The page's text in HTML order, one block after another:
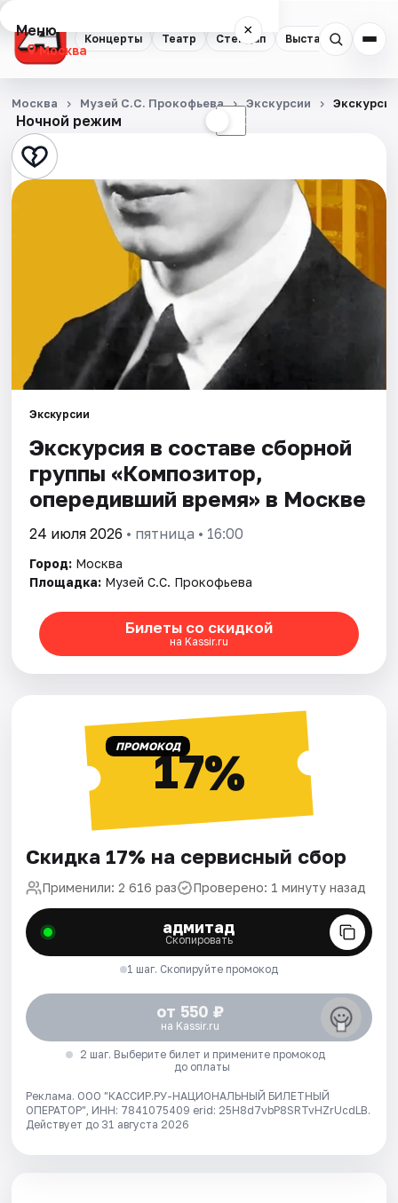
Концерты Театр Стендап Выставки
Меню ×
Москва
Концерты
Театр
Стендап
Спорт
События
Города
Площадки
Артисты
Рейтинги
Ночной режим ☾
Москва Музей С.С. Прокофьева Экскурсии
Экскурсии
Экскурсия в составе сборной
группы «Композитор,
опередивший время» в Москве
24 июля 2026 • пятница • 16:00
Город: Москва
Площадка: Музей С.С. Прокофьева
Билеты со скидкой
на Kassir.ru
ПРОМОКОД17%
Скидка 17% на сервисный сбор
Применили: 2 616 раз Проверено: 1 минуту назад
адмитад
Скопировать
1 шаг. Скопируйте промокод
от 550 ₽
на Kassir.ru
2 шаг. Выберите билет и примените промокод
до оплаты
Реклама. ООО "КАССИР.РУ-НАЦИОНАЛЬНЫЙ БИЛЕТНЫЙ
ОПЕРАТОР", ИНН: 7841075409 erid: 25H8d7vbP8SRTvHZrUcdLB.
Действует до 31 августа 2026